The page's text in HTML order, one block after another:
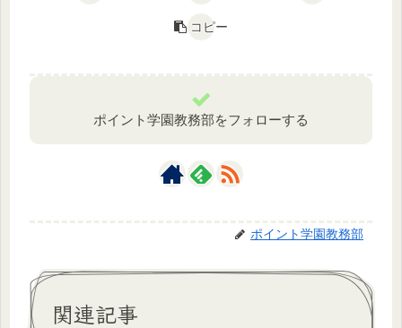
コピー
ポイント学園教務部をフォローする
ポイント学園教務部
関連記事